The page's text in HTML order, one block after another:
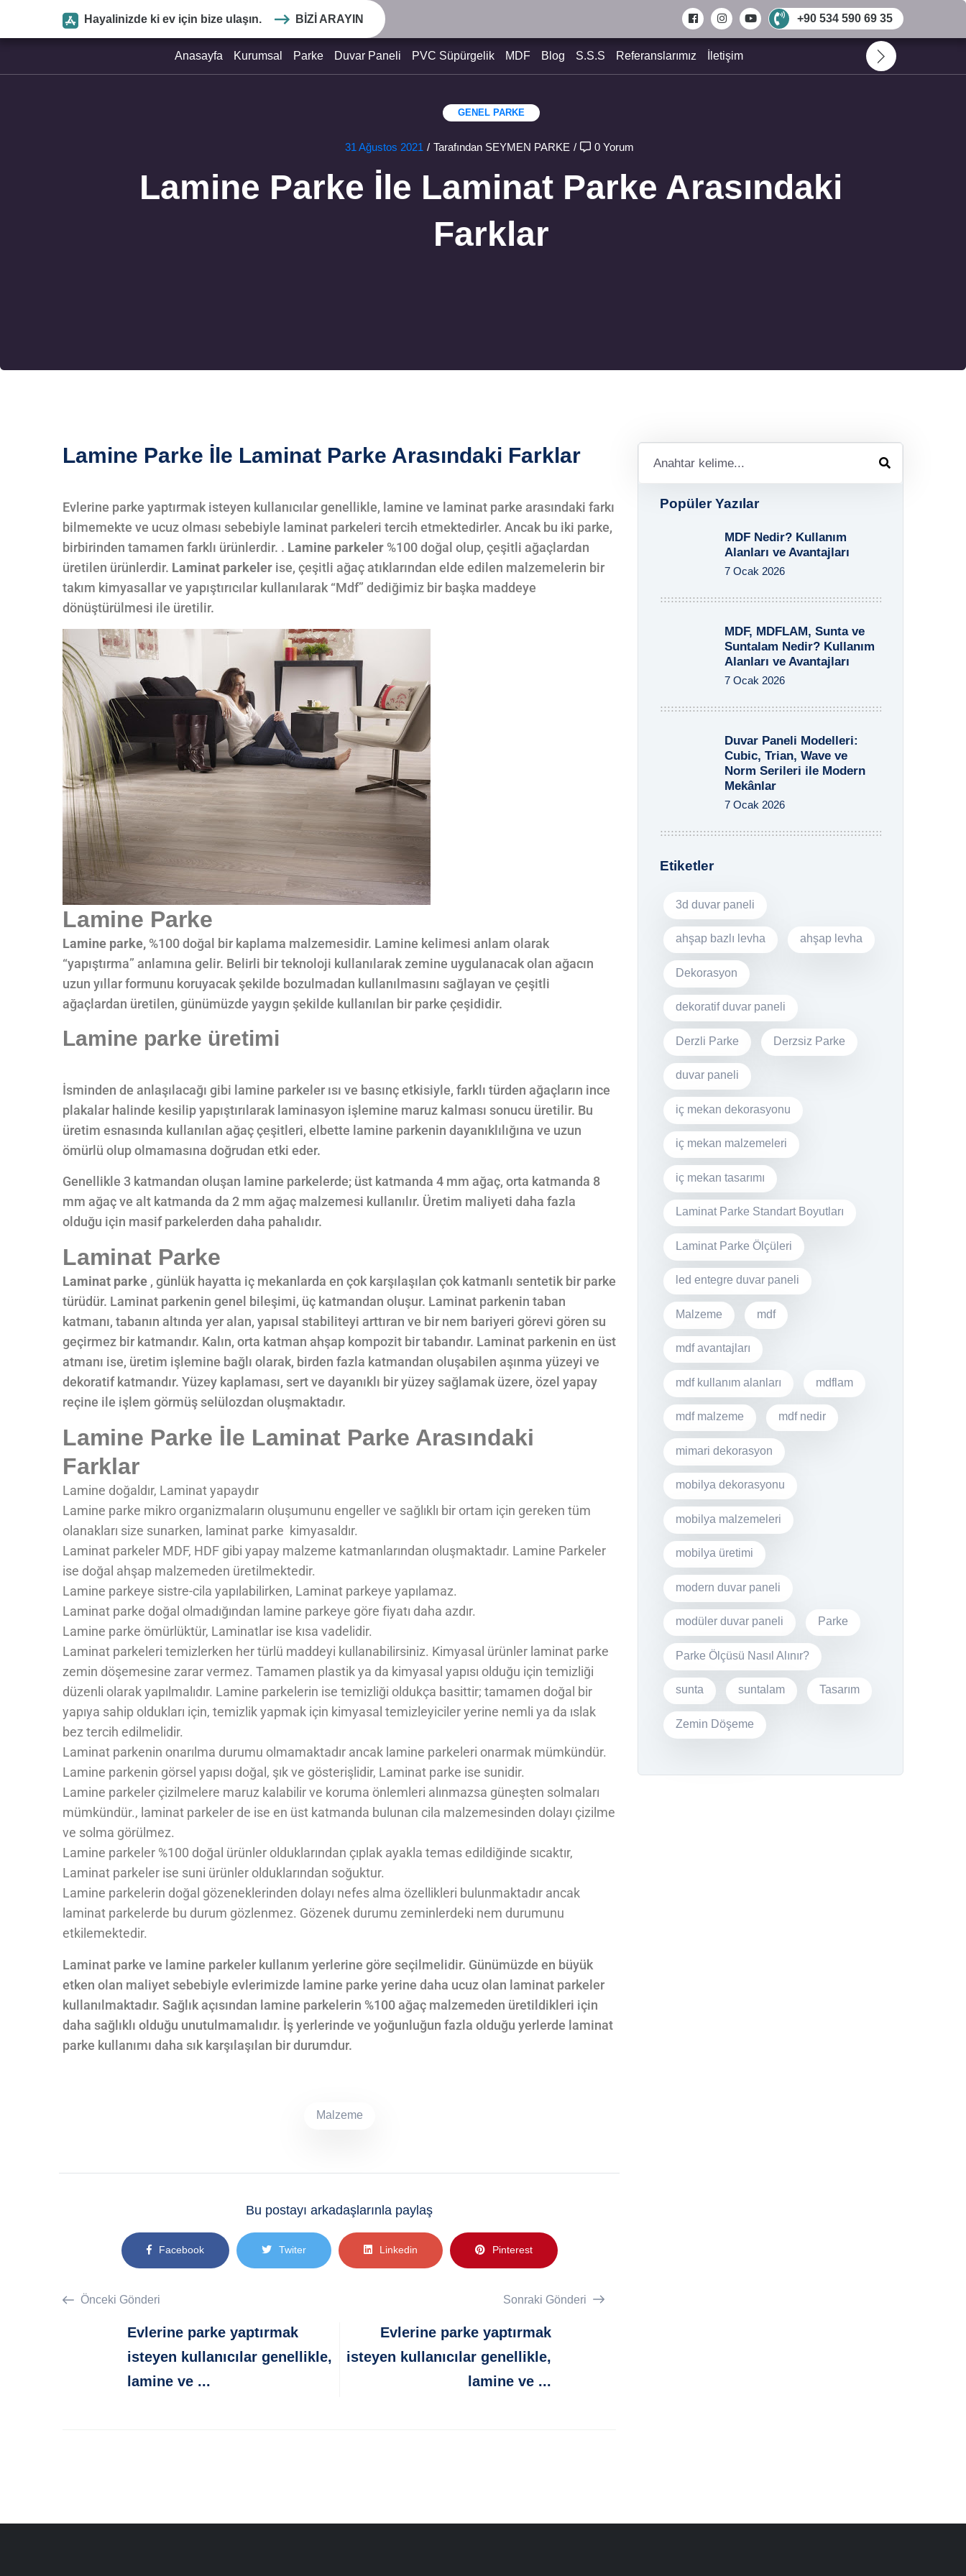
Hayalinizde ki ev için bize ulaşın. BIZI ARAYIN +90 534 590 69 35
Anasayfa Kurumsal Parke Duvar Paneli PVC Süpürgelik MDF Blog S.S.S Referanslarımız İletişim
GENEL PARKE
31 Ağustos 2021 / Tarafından SEYMEN PARKE / 0 Yorum
Lamine Parke İle Laminat Parke Arasındaki
Farklar
Lamine Parke İle Laminat Parke Arasındaki Farklar
Evlerine parke yaptırmak isteyen kullanıcılar genellikle, lamine ve laminat parke arasındaki farkı
bilmemekte ve ucuz olması sebebiyle laminat parkeleri tercih etmektedirler. Ancak bu iki parke,
birbirinden tamamen farklı ürünlerdir. . Lamine parkeler %100 doğal olup, çeşitli ağaçlardan
üretilen ürünlerdir. Laminat parkeler ise, çeşitli ağaç atıklarından elde edilen malzemelerin bir
takım kimyasallar ve yapıştırıcılar kullanılarak “Mdf” dediğimiz bir başka maddeye
dönüştürülmesi ile üretilir.
Lamine Parke
Lamine parke, %100 doğal bir kaplama malzemesidir. Lamine kelimesi anlam olarak
“yapıştırma” anlamına gelir. Belirli bir teknoloji kullanılarak zemine uygulanacak olan ağacın
uzun yıllar formunu koruyacak şekilde bozulmadan kullanılmasını sağlayan ve çeşitli
ağaçlardan üretilen, günümüzde yaygın şekilde kullanılan bir parke çeşididir.
Lamine parke üretimi
İsminden de anlaşılacağı gibi lamine parkeler ısı ve basınç etkisiyle, farklı türden ağaçların ince
plakalar halinde kesilip yapıştırılarak laminasyon işlemine maruz kalması sonucu üretilir. Bu
üretim esnasında kullanılan ağaç çeşitleri, elbette lamine parkenin dayanıklılığına ve uzun
ömürlü olup olmamasına doğrudan etki eder.
Genellikle 3 katmandan oluşan lamine parkelerde; üst katmanda 4 mm ağaç, orta katmanda 8
mm ağaç ve alt katmanda da 2 mm ağaç malzemesi kullanılır. Üretim maliyeti daha fazla
olduğu için masif parkelerden daha pahalıdır.
Laminat Parke
Laminat parke , günlük hayatta iç mekanlarda en çok karşılaşılan çok katmanlı sentetik bir parke
türüdür. Laminat parkenin genel bileşimi, üç katmandan oluşur. Laminat parkenin taban
katmanı, tabanın altında yer alan, yapısal stabiliteyi arttıran ve bir nem bariyeri görevi gören su
geçirmez bir katmandır. Kalın, orta katman ahşap kompozit bir tabandır. Laminat parkenin en üst
atmanı ise, üretim işlemine bağlı olarak, birden fazla katmandan oluşabilen aşınma yüzeyi ve
dekoratif katmandır. Yüzey kaplaması, sert ve dayanıklı bir yüzey sağlamak üzere, özel yapay
reçine ile işlem görmüş selülozdan oluşmaktadır.
Lamine Parke İle Laminat Parke Arasındaki
Farklar
Lamine doğaldır, Laminat yapaydır
Lamine parke mikro organizmaların oluşumunu engeller ve sağlıklı bir ortam için gereken tüm
olanakları size sunarken, laminat parke kimyasaldır.
Laminat parkeler MDF, HDF gibi yapay malzeme katmanlarından oluşmaktadır. Lamine Parkeler
ise doğal ahşap malzemeden üretilmektedir.
Lamine parkeye sistre-cila yapılabilirken, Laminat parkeye yapılamaz.
Laminat parke doğal olmadığından lamine parkeye göre fiyatı daha azdır.
Lamine parke ömürlüktür, Laminatlar ise kısa vadelidir.
Laminat parkeleri temizlerken her türlü maddeyi kullanabilirsiniz. Kimyasal ürünler laminat parke
zemin döşemesine zarar vermez. Tamamen plastik ya da kimyasal yapısı olduğu için temizliği
düzenli olarak yapılmalıdır. Lamine parkelerin ise temizliği oldukça basittir; tamamen doğal bir
yapıya sahip oldukları için, temizlik yapmak için kimyasal temizleyiciler yerine nemli ya da ıslak
bez tercih edilmelidir.
Laminat parkenin onarılma durumu olmamaktadır ancak lamine parkeleri onarmak mümkündür.
Lamine parkenin görsel yapısı doğal, şık ve gösterişlidir, Laminat parke ise sunidir.
Lamine parkeler çizilmelere maruz kalabilir ve koruma önlemleri alınmazsa güneşten solmaları
mümkündür., laminat parkeler de ise en üst katmanda bulunan cila malzemesinden dolayı çizilme
ve solma görülmez.
Lamine parkeler %100 doğal ürünler olduklarından çıplak ayakla temas edildiğinde sıcaktır,
Laminat parkeler ise suni ürünler olduklarından soğuktur.
Lamine parkelerin doğal gözeneklerinden dolayı nefes alma özellikleri bulunmaktadır ancak
laminat parkelerde bu durum gözlenmez. Gözenek durumu zeminlerdeki nem durumunu
etkilemektedir.
Laminat parke ve lamine parkeler kullanım yerlerine göre seçilmelidir. Günümüzde en büyük
etken olan maliyet sebebiyle evlerimizde lamine parke yerine daha ucuz olan laminat parkeler
kullanılmaktadır. Sağlık açısından lamine parkelerin %100 ağaç malzemeden üretildikleri için
daha sağlıklı olduğu unutulmamalıdır. İş yerlerinde ve yoğunluğun fazla olduğu yerlerde laminat
parke kullanımı daha sık karşılaşılan bir durumdur.
Malzeme
Bu postayı arkadaşlarınla ​​paylaş
Facebook Twiter Linkedin Pinterest
Önceki Gönderi
Evlerine parke yaptırmak
isteyen kullanıcılar genellikle,
lamine ve ...
Sonraki Gönderi
Evlerine parke yaptırmak
isteyen kullanıcılar genellikle,
lamine ve ...
Popüler Yazılar
MDF Nedir? Kullanım
Alanları ve Avantajları
7 Ocak 2026
MDF, MDFLAM, Sunta ve
Suntalam Nedir? Kullanım
Alanları ve Avantajları
7 Ocak 2026
Duvar Paneli Modelleri:
Cubic, Trian, Wave ve
Norm Serileri ile Modern
Mekânlar
7 Ocak 2026
Etiketler
3d duvar paneli
ahşap bazlı levha ahşap levha
Dekorasyon
dekoratif duvar paneli
Derzli Parke Derzsiz Parke
duvar paneli
iç mekan dekorasyonu
iç mekan malzemeleri
iç mekan tasarımı
Laminat Parke Standart Boyutları
Laminat Parke Ölçüleri
led entegre duvar paneli
Malzeme mdf
mdf avantajları
mdf kullanım alanları mdflam
mdf malzeme mdf nedir
mimari dekorasyon
mobilya dekorasyonu
mobilya malzemeleri
mobilya üretimi
modern duvar paneli
modüler duvar paneli Parke
Parke Ölçüsü Nasıl Alınır?
sunta suntalam Tasarım
Zemin Döşeme